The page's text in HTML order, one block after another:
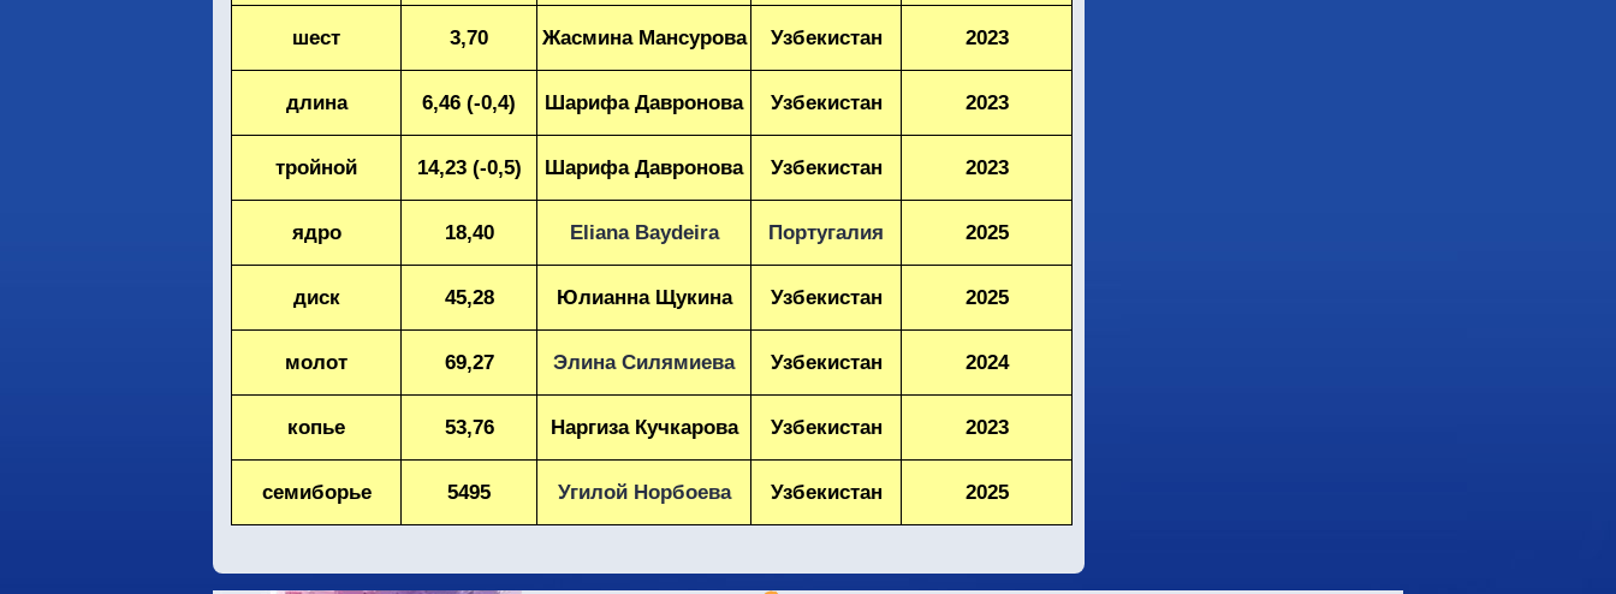
шест 3,70 Жасмина Мансурова Узбекистан 2023
длина 6,46 (-0,4) Шарифа Давронова Узбекистан 2023
тройной 14,23 (-0,5) Шарифа Давронова Узбекистан 2023
ядро 18,40 Eliana Baydeira Португалия 2025
диск 45,28 Юлианна Щукина Узбекистан 2025
молот 69,27 Элина Силямиева Узбекистан 2024
копье 53,76 Наргиза Кучкарова Узбекистан 2023
семиборье 5495 Угилой Норбоева Узбекистан 2025